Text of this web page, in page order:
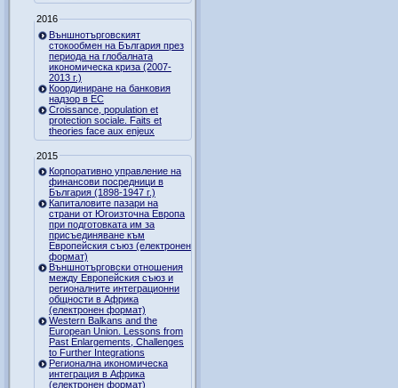
2016
Външнотърговският
стокообмен на България през
периода на глобалната
икономическа криза (2007-
2013 г.)
Координиране на банковия
надзор в ЕС
Croissance, population et
protection sociale. Faits et
theories face aux enjeux
2015
Корпоративно управление на
финансови посредници в
България (1898-1947 г.)
Капиталовите пазари на
страни от Югоизточна Европа
при подготовката им за
присъединяване към
Европейския съюз (електронен
формат)
Външнотърговски отношения
между Европейския съюз и
регионалните интеграционни
общности в Африка
(електронен формат)
Western Balkans and the
European Union. Lessons from
Past Enlargements, Challenges
to Further Integrations
Регионална икономическа
интеграция в Африка
(електронен формат)